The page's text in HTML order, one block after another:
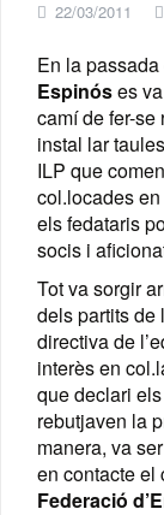
22/03/2011
En la
Espinóses
camí de fer-se
instal lar
ILP que
col.locades
els fedataris
socis i
Tot va sorgir
dels partits de
directiva de
interès en
que declari
rebutjaven la
manera, va
en contacte el
Federació